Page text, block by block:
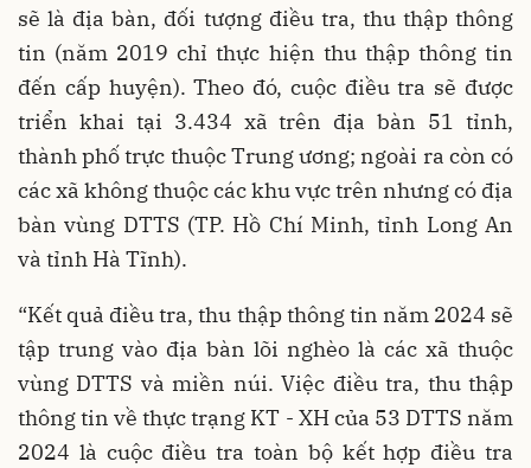
sẽ là địa bàn, đối tượng điều tra, thu thập thông
tin (năm 2019 chỉ thực hiện thu thập thông tin
đến cấp huyện). Theo đó, cuộc điều tra sẽ được
triển khai tại 3.434 xã trên địa bàn 51 tỉnh,
thành phố trực thuộc Trung ương; ngoài ra còn có
các xã không thuộc các khu vực trên nhưng có địa
bàn vùng DTTS (TP. Hồ Chí Minh, tỉnh Long An
và tỉnh Hà Tĩnh).
“Kết quả điều tra, thu thập thông tin năm 2024 sẽ
tập trung vào địa bàn lõi nghèo là các xã thuộc
vùng DTTS và miền núi. Việc điều tra, thu thập
thông tin về thực trạng KT - XH của 53 DTTS năm
2024 là cuộc điều tra toàn bộ kết hợp điều tra